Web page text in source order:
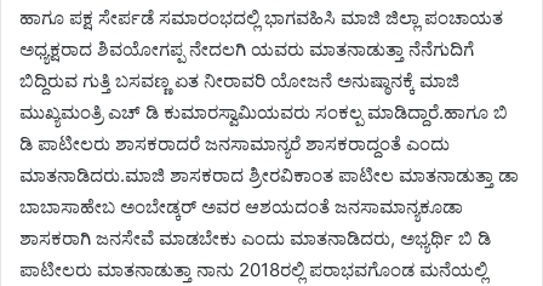
ಹಾಗೂ ಪಕ್ಷ ಸೇರ್ಪಡೆ ಸಮಾರಂಭದಲ್ಲಿ ಭಾಗವಹಿಸಿ ಮಾಜಿ ಜಿಲ್ಲಾ ಪಂಚಾಯತ
ಅಧ್ಯಕ್ಷರಾದ ಶಿವಯೋಗಪ್ಪ ನೇದಲಗಿ ಯವರು ಮಾತನಾಡುತ್ತಾ ನೆನೆಗುದಿಗೆ
ಬಿದ್ದಿರುವ ಗುತ್ತಿ ಬಸವಣ್ಣ ಏತ ನೀರಾವರಿ ಯೋಜನೆ ಅನುಷ್ಠಾನಕ್ಕೆ ಮಾಜಿ
ಮುಖ್ಯಮಂತ್ರಿ ಎಚ್ ಡಿ ಕುಮಾರಸ್ವಾಮಿಯವರು ಸಂಕಲ್ಪ ಮಾಡಿದ್ದಾರೆ.ಹಾಗೂ ಬಿ
ಡಿ ಪಾಟೀಲರು ಶಾಸಕರಾದರೆ ಜನಸಾಮಾನ್ಯರೆ ಶಾಸಕರಾದ್ದಂತೆ ಎಂದು
ಮಾತನಾಡಿದರು.ಮಾಜಿ ಶಾಸಕರಾದ ಶ್ರೀರವಿಕಾಂತ ಪಾಟೀಲ ಮಾತನಾಡುತ್ತಾ ಡಾ
ಬಾಬಾಸಾಹೇಬ ಅಂಬೇಡ್ಕರ್ ಅವರ ಆಶಯದಂತೆ ಜನಸಾಮಾನ್ಯಕೂಡಾ
ಶಾಸಕರಾಗಿ ಜನಸೇವೆ ಮಾಡಬೇಕು ಎಂದು ಮಾತನಾಡಿದರು, ಅಭ್ಯರ್ಥಿ ಬಿ ಡಿ
ಪಾಟೀಲರು ಮಾತನಾಡುತ್ತಾ ನಾನು 2018ರಲ್ಲಿ ಪರಾಭವಗೊಂಡ ಮನೆಯಲ್ಲಿ